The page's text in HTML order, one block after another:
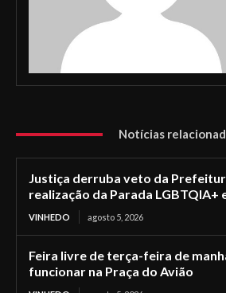
Notícias
Justiça derruba veto da
realização da Parada LGBTQIA+
VINHEDO agosto 5, 2026
Feira livre de terça-feira de
funcionar na Praça do Avião